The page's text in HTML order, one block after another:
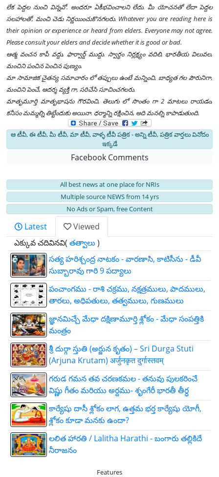
లేక పెద్దల నుంచి విన్నవో. అందరూ ఏకీభవించాలని లేదు. మీ యోచనతో లేదా పెద్దల
సలహాలతో, మంచి చెడు నిర్ణయించుకొనగలరు. Whatever you are reading here is
their opinion or experience or heard from elders. Everyone may not agree.
Please consult your elders and decide whether it is good or bad.
ఆత్మ వంచన కాపీ వద్దు, ఫార్వార్డ్ ముద్దు. స్వార్థం నిర్లక్ష్యం వదిలి, భారతీయ విలువల,
మంచిని పంచిన పెంచిన పుణ్యం.
మా సామాజిక చైతన్య సమాచారం లో తప్పులు ఉంటే మన్నించి, బాధ్యత గల పౌరునిగా,
మంచిని పెంచే, ఆదర్శ వ్యక్తి గా, సరిచేసి సూచించగలరు.
మాతృమూర్తి మాతృభాషను గౌరవించి, తెలుగు లో సొంతం గా 2 మాటలు రాయడం,
కనీసం మమ్మల్ని తిట్టేందుకు అయినా. ధర్మాన్ని రక్షించిన, అది మనల్ని కాపాడుతుంది.
ఆ టీవీ, ఈ టీవీ, మీ టీవీ, మా టీవీ, వాళ్ళ టీవీ పత్రిక - అన్ని టీవీ, పత్రిక వార్తలు వినోదం
ఇక్కడే
Facebook Comments
All best news at one place for NRIs
Multiple source NEWS from 14 yrs
No Ads or Spam, free Content
Latest
Viewed
ఎక్కువ చదివినవి( తత్వాలు )
సత్య హరిశ్చంద్ర నాటకం - వారణాసి, కాటిసీను - డీవీ
సుబ్బారావు గారి 9 పద్యాలు
పంచాంగము - రాశి చక్రము, నక్షత్రములు, పాదములు,
తారలు, అధిపతులు, తత్వములు, గుణములు
జ్ఞాన‌మిచ్చే మేధా ద‌క్షిణామూర్తి శ్లోకం - మేధా సంపత్తికి
మంత్రం
శ్రీ దుర్గా స్తుతి (అర్జున కృతం) – Sri Durga Stuti
(Arjuna Krutam) अर्जुनकृत दुर्गास्तवम्
గరుడ గమన తవ చరణకమల - తనువు పులకరించే
విష్ణు గీతం మరియు అర్దము- శృంగేరీ భారతీ తీర్ధ
కార్యేషు దాసీ శ్లోకం లాగ, ఉత్తమ భర్త కార్యేషు యోగీ,
శ్లోకం కూడా మనకు ఉందా?
లలిత హారతి / Lalitha Harathi - బంగారు తల్లికిదే
నీరాజనం
Features